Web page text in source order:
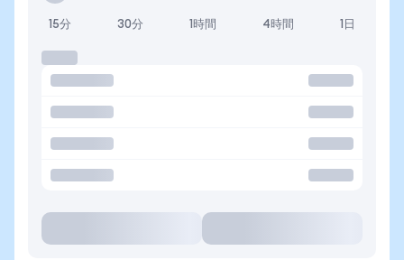
15分 30分 1時間 4時間 1日